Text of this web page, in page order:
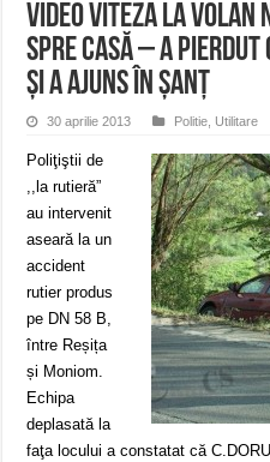
VIDEO Viteza la
spre casă – A
și a ajuns în șanț
30 aprilie 2013 Politie Utilitare
Poliţiştii de
,,la rutieră”
au intervenit
aseară la un
accident
rutier produs
pe DN 58 B,
între Reșița
și Moniom.
Echipa
deplasată la
faţa locului a constatat că